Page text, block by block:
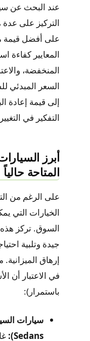
عند البحث عن
التركيز على
على أفضل قيمة
المعايير كفاءة
المنخفضة،
السعر المبدئي
إلى قيمة إعادة
التفكير في
أبرز
المتاحة حالياً
على الرغم من
الخيارات التي
السوق. تركز
جيدة وتلبية
إرهاق
في الاعتبار أن
باستمرار):
Sedans):